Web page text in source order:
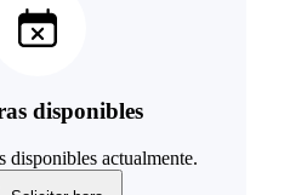
disponibles
disponibles actualmente.